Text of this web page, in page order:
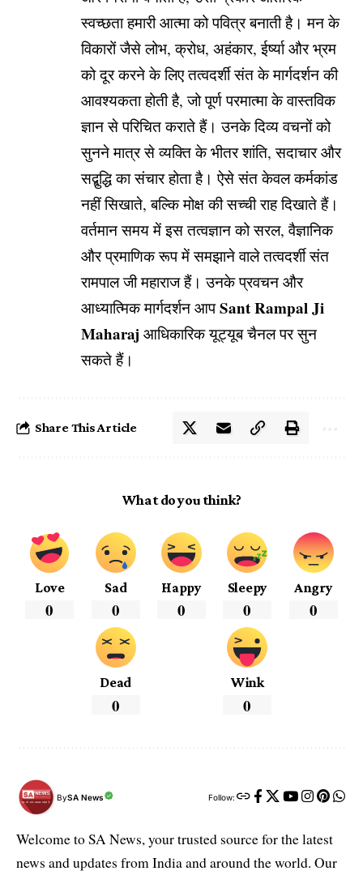
स्वच्छता हमारी आत्मा को पवित्र बनाती है। मन के
विकारों जैसे लोभ, क्रोध, अहंकार, ईर्ष्या और भ्रम
को दूर करने के लिए तत्वदर्शी संत के मार्गदर्शन की
आवश्यकता होती है, जो पूर्ण परमात्मा के वास्तविक
ज्ञान से परिचित कराते हैं। उनके दिव्य वचनों को
सुनने मात्र से व्यक्ति के भीतर शांति, सदाचार और
सद्बुद्धि का संचार होता है। ऐसे संत केवल कर्मकांड
नहीं सिखाते, बल्कि मोक्ष की सच्ची राह दिखाते हैं।
वर्तमान समय में इस तत्वज्ञान को सरल, वैज्ञानिक
और प्रमाणिक रूप में समझाने वाले तत्वदर्शी संत
रामपाल जी महाराज हैं। उनके प्रवचन और
आध्यात्मिक मार्गदर्शन आपSant Rampal Ji
Maharaj आधिकारिक यूट्यूब चैनल पर सुन
सकते हैं।
Share This Article
What do you think?
Love
0
Sad
0
Happy
0
Sleepy
0
Angry
0
Dead
0
Wink
0
BySA News Follow:
Welcome to SA News, your trusted source for the latest
news and updates from India and around the world. Our